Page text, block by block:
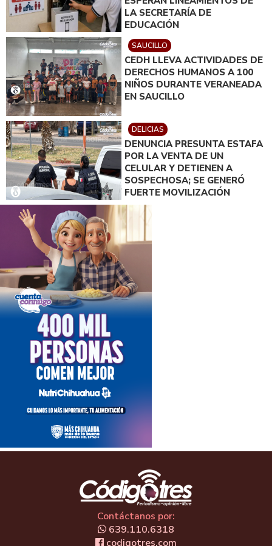
LA SECRETARÍA DE
EDUCACIÓN
SAUCILLO
CEDH LLEVA ACTIVIDADES DE
DERECHOS HUMANOS A 100
NIÑOS DURANTE VERANEADA
EN SAUCILLO
DELICIAS
DENUNCIA PRESUNTA ESTAFA
POR LA VENTA DE UN
CELULAR Y DETIENEN A
SOSPECHOSA; SE GENERÓ
FUERTE MOVILIZACIÓN
Contáctanos por:
639.110.6318
codigotres.com